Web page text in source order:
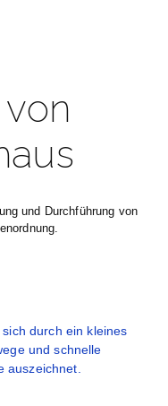
und Durchführung von
durch ein kleines
und schnelle
auszeichnet.